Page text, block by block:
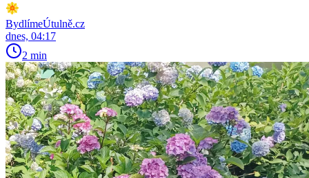
BydlímeÚtulně.cz
dnes, 04:17
2 min